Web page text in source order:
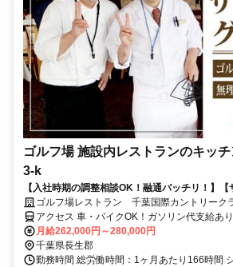
ゴルフ場 施設内レストランのキッ
3-k
【入社時期の調整相談OK！融通バッチリ！】
ッチン経験を“仕事”に変える。料理に集中でき
アを築く◎
ゴルフ場レストラン 千葉国際カントリーク
アクセス 車・バイクOK！ガソリン代支給あ
ートIC」～約10分、「蘇我IC」～約20分、「
月給262,000円～280,000円
千葉県長生郡
勤務時間 総労働時間：1ヶ月あたり166時間